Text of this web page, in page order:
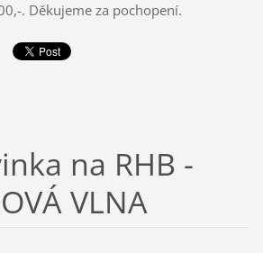
. Děkujeme za pochopení.
na RHB -
VLNA